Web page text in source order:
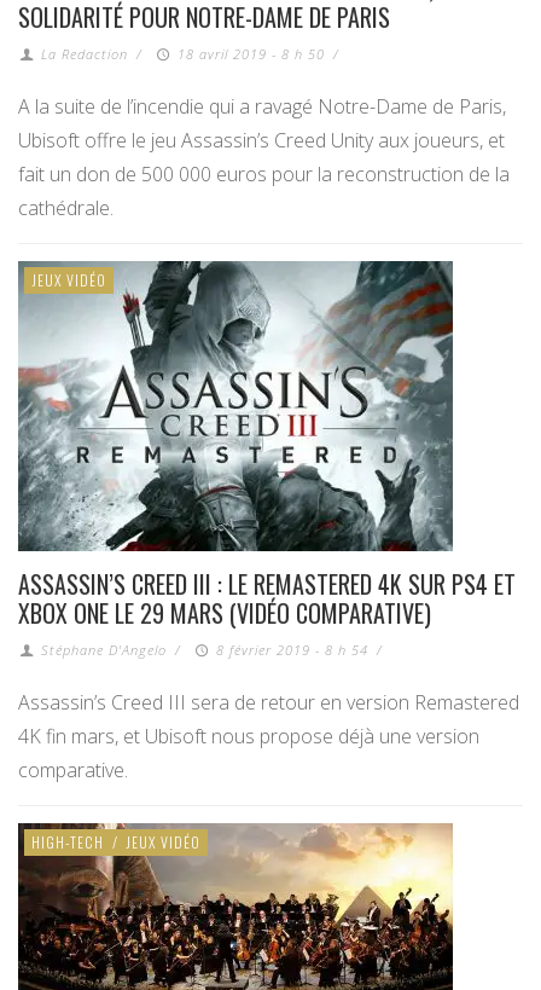
SOLIDARITÉ POUR NOTRE-DAME DE PARIS
La Redaction / 18 avril 2019 - 8 h 50 /
A la suite de l’incendie qui a ravagé Notre-Dame de Paris,
Ubisoft offre le jeu Assassin’s Creed Unity aux joueurs, et
fait un don de 500 000 euros pour la reconstruction de la
cathédrale.
JEUX VIDÉO
ASSASSIN’S CREED III : LE REMASTERED 4K SUR PS4 ET
XBOX ONE LE 29 MARS (VIDÉO COMPARATIVE)
Stéphane D'Angelo / 8 février 2019 - 8 h 54 /
Assassin’s Creed III sera de retour en version Remastered
4K fin mars, et Ubisoft nous propose déjà une version
comparative.
HIGH-TECH / JEUX VIDÉO